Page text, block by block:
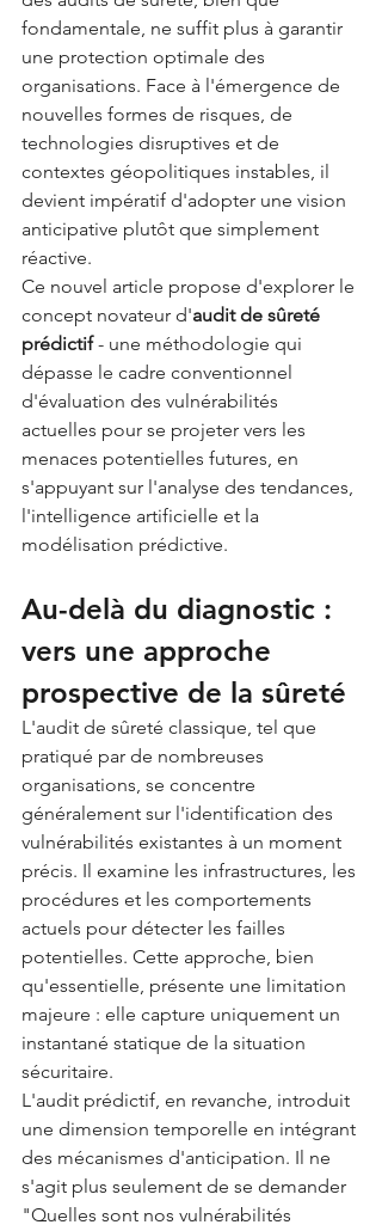
fondamentale, ne suffit plus à garantir
une protection optimale des
organisations. Face à l'émergence de
nouvelles formes de risques, de
technologies disruptives et de
contextes géopolitiques instables, il
devient impératif d'adopter une vision
anticipative plutôt que simplement
réactive.
Ce nouvel article propose d'explorer le
concept novateur d'audit de sûreté
prédictif - une méthodologie qui
dépasse le cadre conventionnel
d'évaluation des vulnérabilités
actuelles pour se projeter vers les
menaces potentielles futures, en
s'appuyant sur l'analyse des tendances,
l'intelligence artificielle et la
modélisation prédictive.
Au-delà du diagnostic :
vers une approche
prospective de la sûreté
L'audit de sûreté classique, tel que
pratiqué par de nombreuses
organisations, se concentre
généralement sur l'identification des
vulnérabilités existantes à un moment
précis. Il examine les infrastructures, les
procédures et les comportements
actuels pour détecter les failles
potentielles. Cette approche, bien
qu'essentielle, présente une limitation
majeure : elle capture uniquement un
instantané statique de la situation
sécuritaire.
L'audit prédictif, en revanche, introduit
une dimension temporelle en intégrant
des mécanismes d'anticipation. Il ne
s'agit plus seulement de se demander
"Quelles sont nos vulnérabilités